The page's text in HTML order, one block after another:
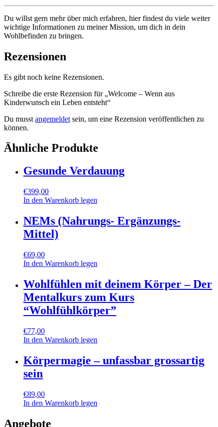
Du willst gern mehr über mich erfahren, hier findest du viele weiter
wichtige Informationen zu meiner Mission, um dich in dein
Wohlbefinden zu bringen.
Rezensionen
Es gibt noch keine Rezensionen.
Schreibe die erste Rezension für „Welcome – Wenn aus
Kinderwunsch ein Leben entsteht“
Du musst angemeldet sein, um eine Rezension veröffentlichen zu
können.
Ähnliche Produkte
Gesunde Verdauung
€399,00
In den Warenkorb legen
NEMs (Nahrungs- Ergänzungs-
Mittel)
€69,00
In den Warenkorb legen
Wohlfühlen mit deinem Körper – Der
Mentalkurs zum Kurs
“Wohlfühlkörper”
€77,00
In den Warenkorb legen
Körpermagie – unfassbar grossartig
sein
€89,00
In den Warenkorb legen
Angebote